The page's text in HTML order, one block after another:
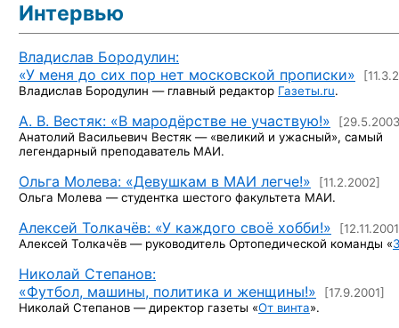
Интервью
Владислав Бородулин:
«У меня до сих пор нет московской прописки»
Владислав Бородулин —главный редактор Газеты.ru.
А. В. Вестяк: «В мародёрстве не участвую!»
Анатолий Васильевич Вестяк — «великий и ужасный», самый
легендарный преподаватель МАИ.
Ольга Молева: «Девушкам в МАИ легче!»
[11.2.2002]
Ольга Молева —студентка шестого факультета МАИ.
Алексей Толкачёв: «У каждого своё хобби!»
Алексей Толкачёв —руководитель Ортопедической команды «
Николай Степанов:
«Футбол, машины, политика и женщины!»
[17.9.2001]
Николай Степанов —директор газеты «От винта».